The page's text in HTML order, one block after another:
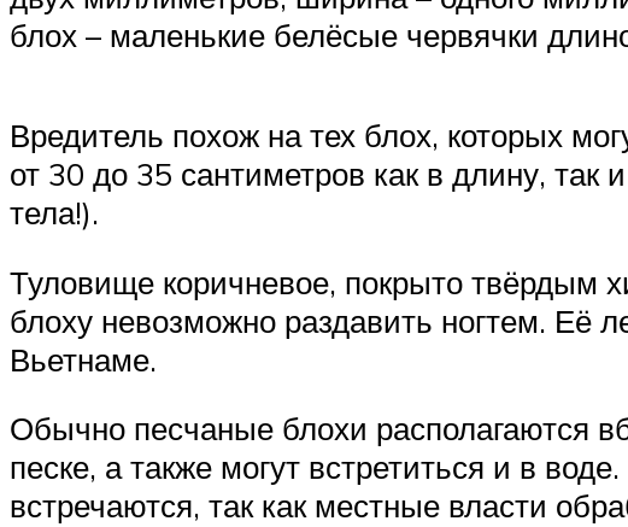
блох – маленькие белёсые червячки
Вредитель похож на тех блох, которых
от 30 до 35 сантиметров как в длину,
тела!).
Туловище коричневое, покрыто твёрдым
блоху невозможно раздавить ногтем. Её
Вьетнаме.
Обычно песчаные блохи располагаются
песке, а также могут встретиться и в
встречаются, так как местные власти